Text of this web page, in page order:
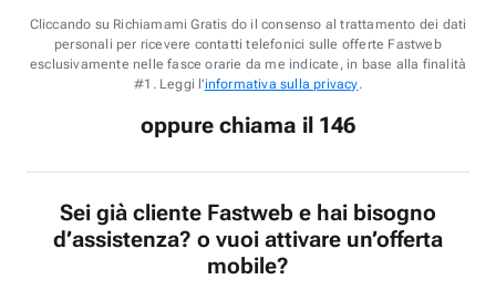
Cliccando su Richiamami Gratis do il consenso al trattamento dei dati
personali per ricevere contatti telefonici sulle offerte Fastweb
esclusivamente nelle fasce orarie da me indicate, in base alla finalità
#1. Leggi l'informativa sulla privacy.
oppure chiama il 146
Sei già cliente Fastweb e hai bisogno
d’assistenza? o vuoi attivare un’offerta
mobile?